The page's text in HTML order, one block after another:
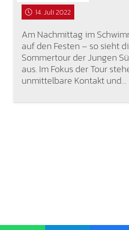
14. Juli 2022
Am Nachmittag im
auf den Festen – so sieht
Sommertour der Jungen
aus. Im Fokus der Tour
unmittelbare Kontakt und…